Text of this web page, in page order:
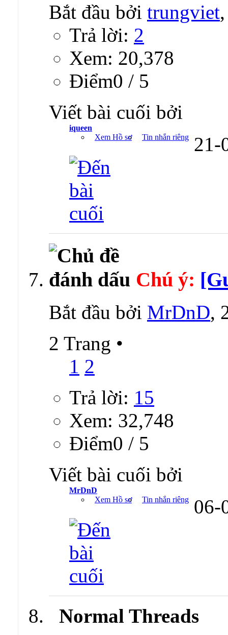
Bắt đầu bởi trungviet
Trả lời: 2
Xem: 20,378
Ðiểm0 / 5
Viết bài cuối bởi
iqueen
Xem Hồ sơ
Tin nhắn riêng 21-
Chú ý:
Bắt đầu bởi MrDnD,
2 Trang •
1 2
Trả lời: 15
Xem: 32,748
Ðiểm0 / 5
Viết bài cuối bởi
MrDnD
Xem Hồ sơ
Tin nhắn riêng 06-
Normal Threads